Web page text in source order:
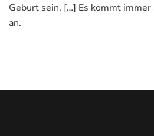
Geburt sein. […] Es kommt immer
an.